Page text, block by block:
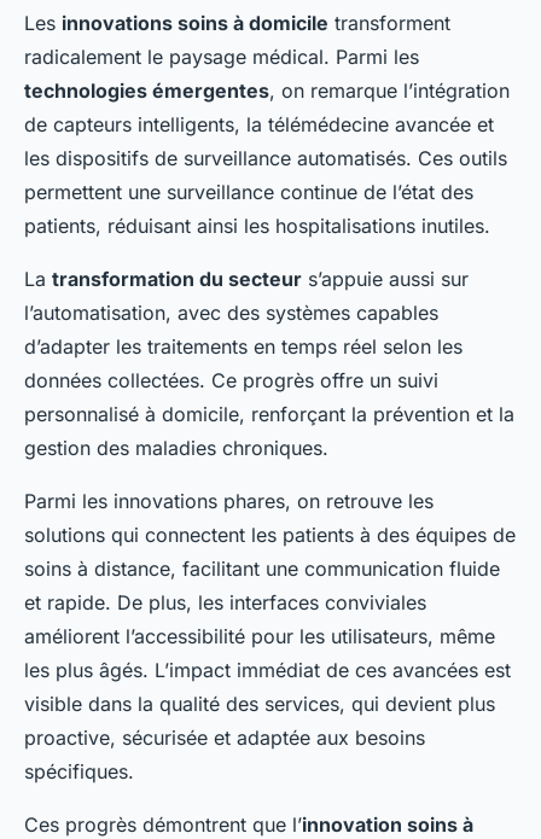
Les innovations soins à domicile transforment
radicalement le paysage médical. Parmi les
technologies émergentes, on remarque l’intégration
de capteurs intelligents, la télémédecine avancée et
les dispositifs de surveillance automatisés. Ces outils
permettent une surveillance continue de l’état des
patients, réduisant ainsi les hospitalisations inutiles.
La transformation du secteur s’appuie aussi sur
l’automatisation, avec des systèmes capables
d’adapter les traitements en temps réel selon les
données collectées. Ce progrès offre un suivi
personnalisé à domicile, renforçant la prévention et la
gestion des maladies chroniques.
Parmi les innovations phares, on retrouve les
solutions qui connectent les patients à des équipes de
soins à distance, facilitant une communication fluide
et rapide. De plus, les interfaces conviviales
améliorent l’accessibilité pour les utilisateurs, même
les plus âgés. L’impact immédiat de ces avancées est
visible dans la qualité des services, qui devient plus
proactive, sécurisée et adaptée aux besoins
spécifiques.
Ces progrès démontrent que l’innovation soins à